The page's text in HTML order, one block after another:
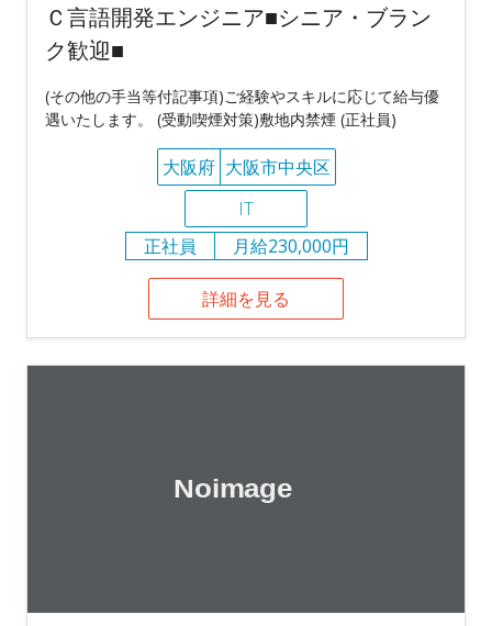
Ｃ言語開発エンジニア■シニア・ブラン
ク歓迎■
(その他の手当等付記事項)ご経験やスキルに応じて給与優
遇いたします。 (受動喫煙対策)敷地内禁煙 (正社員)
大阪府 大阪市中央区
IT
正社員
月給230,000円
詳細を見る